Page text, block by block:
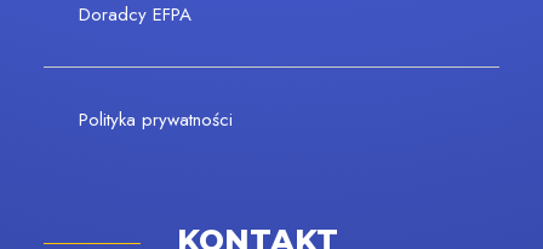
Doradcy EFPA
Polityka prywatności
KONTAKT